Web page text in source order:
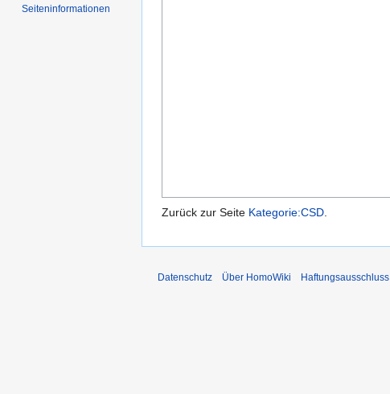
Zurück zur Seite Kategorie:CSD.
Seiten­­informationen
Datenschutz Über HomoWiki Haftungsausschluss